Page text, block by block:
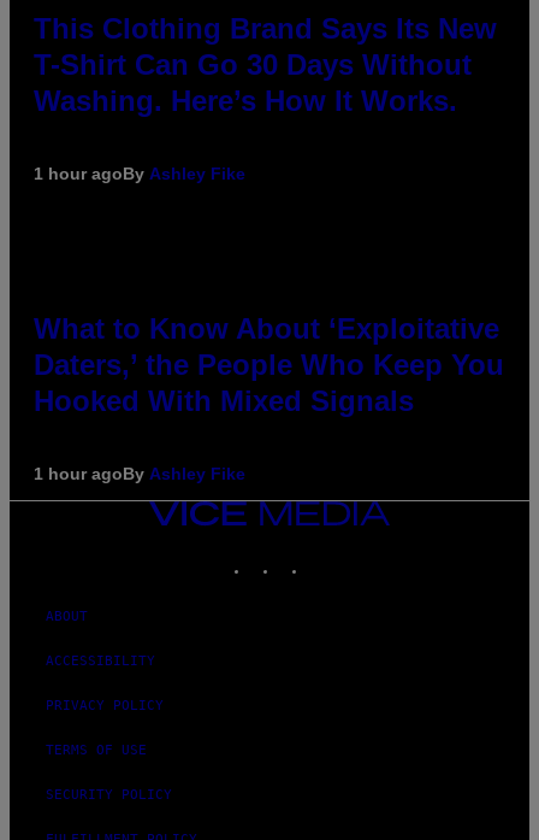
This Clothing Brand Says Its New
T-Shirt Can Go 30 Days Without
Washing. Here’s How It Works.
1 hour agoBy Ashley Fike
What to Know About ‘Exploitative
Daters,’ the People Who Keep You
Hooked With Mixed Signals
1 hour agoBy Ashley Fike
VICE
MEDIA
ABOUT
ACCESSIBILITY
PRIVACY POLICY
TERMS OF USE
SECURITY POLICY